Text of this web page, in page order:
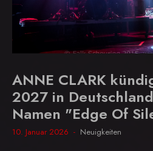
ANNE CLARK
2027 in
Namen "Edge Of
10. Januar 2026 Neuigkeiten